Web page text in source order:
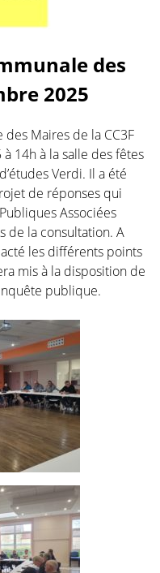
des
2025
Maires de la CC3F
14h à la salle des fêtes
Verdi. Il a été
de réponses qui
Associées
de la consultation. A
les différents points
mis à la disposition de
publique.